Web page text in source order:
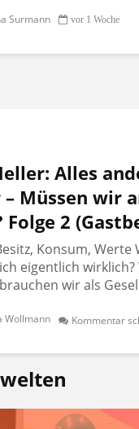
Surmann vor 1 Woche
Alles
Müssen wir
Folge 2
Konsum, Werte
eigentlich wirklich?
wir als
Wollmann Kommentar